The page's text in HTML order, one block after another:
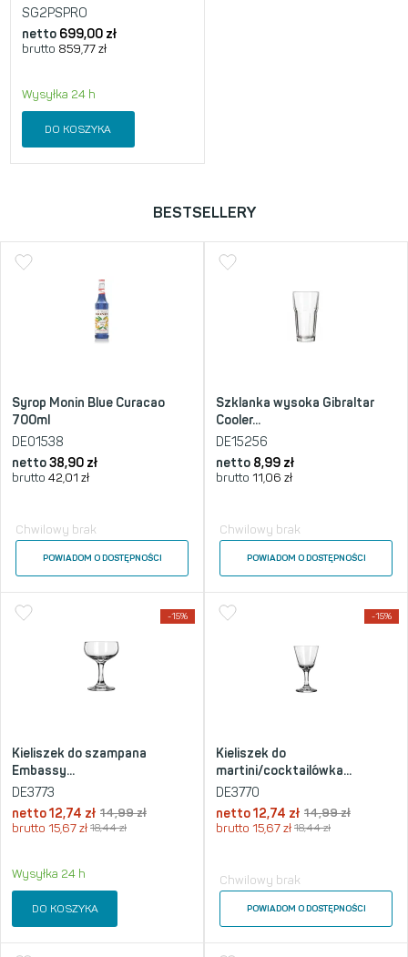
SG2PSPRO
netto 699,00 zł
brutto 859,77 zł
Wysyłka 24 h
DO KOSZYKA
BESTSELLERY
Syrop Monin Blue Curacao
700ml
DE01538
netto38,90 zł
brutto 42,01 zł
Chwilowy brak
POWIADOM O DOSTĘPNOŚCI
Szklanka wysoka Gibraltar
Cooler...
DE15256
netto 8,99 zł
brutto 11,06 zł
Chwilowy brak
POWIADOM O DOSTĘPNOŚCI
-15%
Kieliszek do szampana
Embassy...
DE3773
netto12,74 zł 14,99zł
brutto 15,67 zł 18,44zł
Wysyłka 24 h
DO KOSZYKA
-15%
Kieliszek do
martini/cocktailówka...
DE3770
netto12,74 zł 14,99zł
brutto 15,67 zł 18,44zł
Chwilowy brak
POWIADOM O DOSTĘPNOŚCI